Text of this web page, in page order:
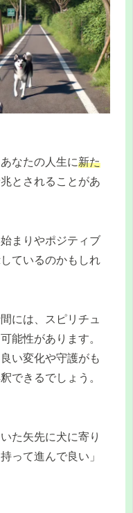
なたの人生に新た
とされることがあ
まりやポジティブ
ているのかもしれ
には、スピリチュ
能性があります。
い変化や守護がも
できるでしょう。
た矢先に犬に寄り
って進んで良い」